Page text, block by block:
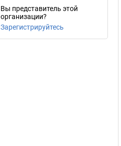
Вы представитель этой
организации?
Зарегистрируйтесь